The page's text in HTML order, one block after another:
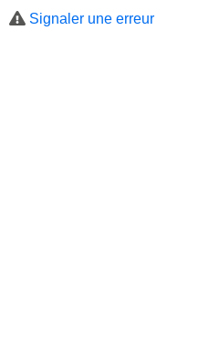
Signaler une erreur